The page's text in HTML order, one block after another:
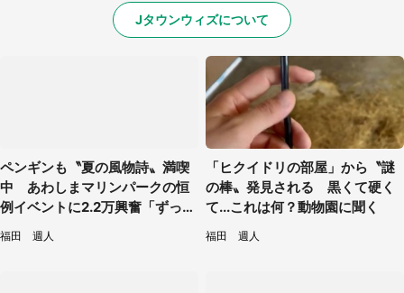
Jタウンウィズについて
ペンギンも〝夏の風物詩〟満喫
中 あわしまマリンパークの恒
例イベントに2.2万興奮「ずっと
見てたい」
福田 週人
「ヒクイドリの部屋」から〝謎
の棒〟発見される 黒くて硬く
て...これは何？動物園に聞く
福田 週人